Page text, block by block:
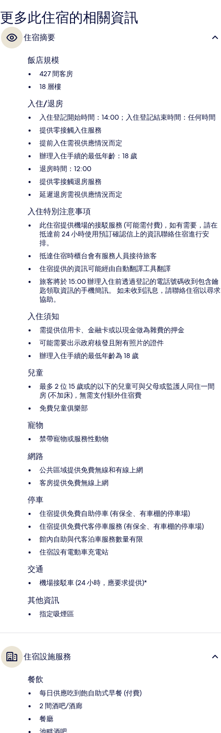
更多此住宿的相關資訊
住宿摘要
飯店規模
427 間客房
18 層樓
入住/退房
入住登記開始時間：14:00；入住登記結束時間：任何時間
提供零接觸入住服務
提前入住需視供應情況而定
辦理入住手續的最低年齡：18 歲
退房時間：12:00
提供零接觸退房服務
延遲退房需視供應情況而定
入住特別注意事項
此住宿提供機場的接駁服務 (可能需付費)，如有需要，請在
抵達前 24 小時使用預訂確認信上的資訊聯絡住宿進行安
排。
抵達住宿時櫃台會有服務人員接待旅客
住宿提供的資訊可能經由自動翻譯工具翻譯
旅客將於 15:00 辦理入住前透過登記的電話號碼收到包含鑰
匙領取資訊的手機簡訊。 如未收到訊息，請聯絡住宿以尋求
協助。
入住須知
需提供信用卡、金融卡或以現金做為雜費的押金
可能需要出示政府核發且附有照片的證件
辦理入住手續的最低年齡為 18 歲
兒童
最多 2 位 15 歲或的以下的兒童可與父母或監護人同住一間
房 (不加床)，無需支付額外住宿費
免費兒童俱樂部
寵物
禁帶寵物或服務性動物
網路
公共區域提供免費無線和有線上網
客房提供免費無線上網
停車
住宿提供免費自助停車 (有保全、有車棚的停車場)
住宿提供免費代客停車服務 (有保全、有車棚的停車場)
館內自助與代客泊車服務數量有限
住宿設有電動車充電站
交通
機場接駁車 (24 小時，應要求提供)*
其他資訊
指定吸煙區
住宿設施服務
餐飲
每日供應吃到飽自助式早餐 (付費)
2 間酒吧/酒廊
餐廳